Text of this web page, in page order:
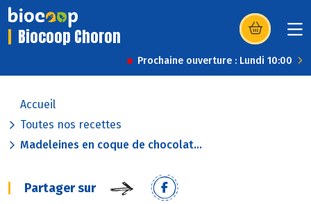
Biocoop Choron (s’ouvre dans
Prochaine ouverture : Lundi 10:00
Accueil
Toutes nos recettes
Madeleines en coque de chocolat...
Partager sur